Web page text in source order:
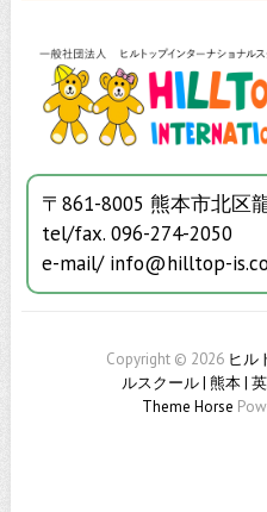
〒861-8005 熊本市北区
tel/fax. 096-274-2050
e-mail/ info@hilltop-
Copyright © 2026 ヒル
ルスクール | 熊本 |
Theme Horse